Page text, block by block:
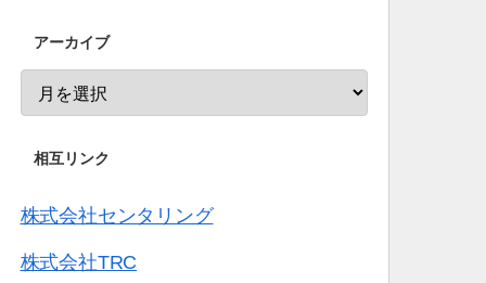
アーカイブ
相互リンク
株式会社センタリング
株式会社TRC